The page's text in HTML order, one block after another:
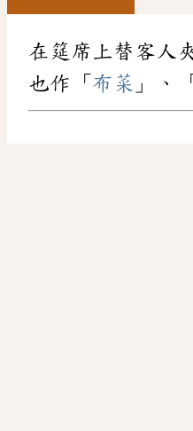
在筵席上替客人
也作「 布菜 」、「